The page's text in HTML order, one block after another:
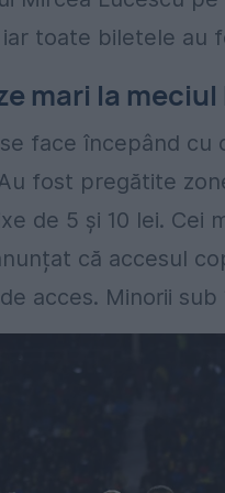
toate biletele au
mari la
face începând cu
fost pregătite
de 5 și 10 lei. Cei
că accesul
acces. Minorii